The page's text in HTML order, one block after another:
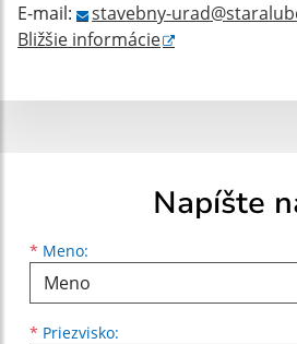
E-mail:
stavebny-
Bližšie informácie
Napíšte
* Meno:
Meno
* Priezvisko:
Priezvisko
E-mailová adresa